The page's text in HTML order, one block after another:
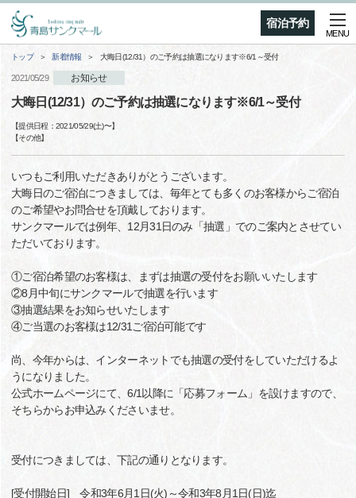
宿泊予約
MENU
トップ 新着情報 大晦日(12/31）のご予約は抽選になります※6/1～受付
2021/05/29 お知らせ
大晦日(12/31）のご予約は抽選になります※6/1～受付
【提供日程： 2021/05/29(土)〜】
【その他】
いつもご利用いただきありがとうございます。
大晦日のご宿泊につきましては、毎年とても多くのお客様からご宿泊
のご希望やお問合せを頂戴しております。
サンクマールでは例年、12月31日のみ「抽選」でのご案内とさせてい
ただいております。
①ご宿泊希望のお客様は、まずは抽選の受付をお願いいたします
②8月中旬にサンクマールで抽選を行います
③抽選結果をお知らせいたします
④ご当選のお客様は12/31ご宿泊可能です
尚、今年からは、インターネットでも抽選の受付をしていただけるよ
うになりました。
公式ホームページにて、6/1以降に「応募フォーム」を設けますので、
そちらからお申込みくださいませ。
受付につきましては、下記の通りとなります。
[受付開始日] 令和3年6月1日(火)～令和3年8月1日(日)迄